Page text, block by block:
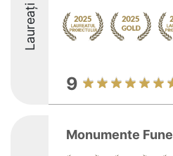
Laureați
9
Monumente